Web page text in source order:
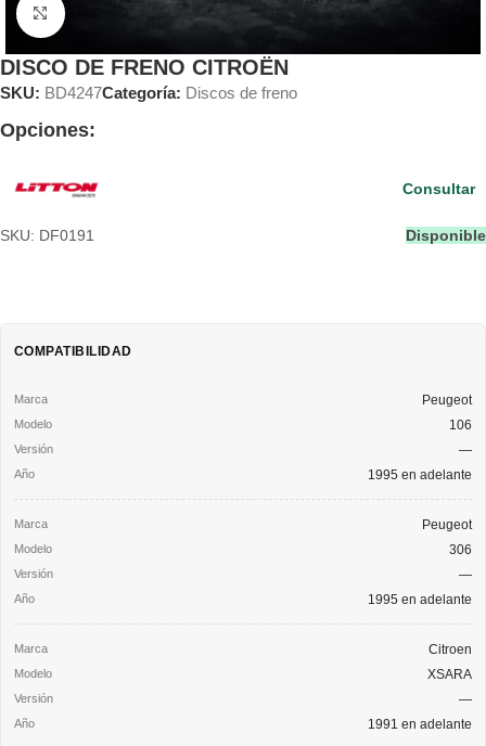
Clic para ampliar
DISCO DE FRENO CITROËN
SKU: BD4247Categoría: Discos de freno
Opciones:
SKU: DF0191 Disponible
Consultar
COMPATIBILIDAD
Peugeot
106
—
1995 en adelante
Peugeot
306
—
1995 en adelante
Citroen
XSARA
—
1991 en adelante